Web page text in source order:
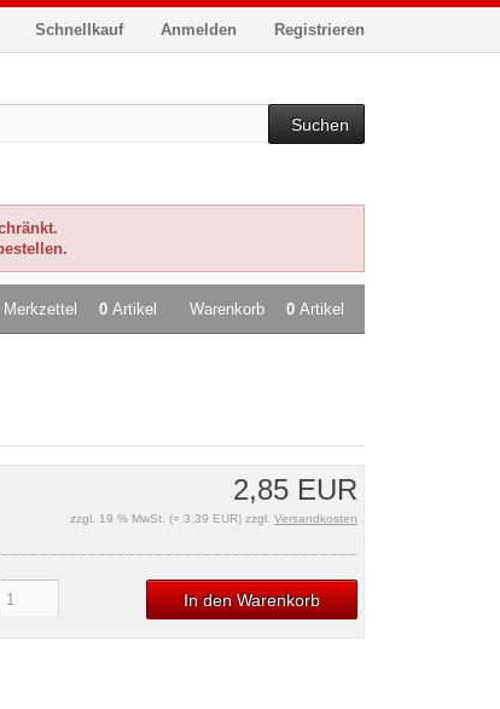
Registrieren
Anmelden
Schnellkauf
Suchen
Warenkorb 0 Artikel
Merkzettel 0 Artikel
2,85 EUR
zzgl. 19 % MwSt. (= 3,39 EUR) zzgl. Versandkosten
In den Warenkorb